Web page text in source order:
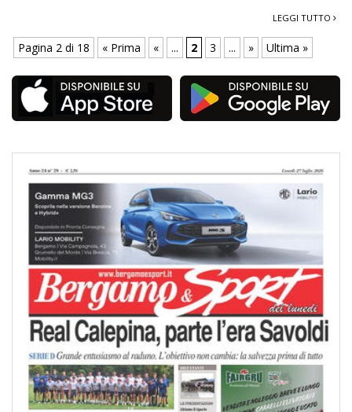
LEGGI TUTTO
Pagina 2 di 18 « Prima « ... 2 3 ... » Ultima »